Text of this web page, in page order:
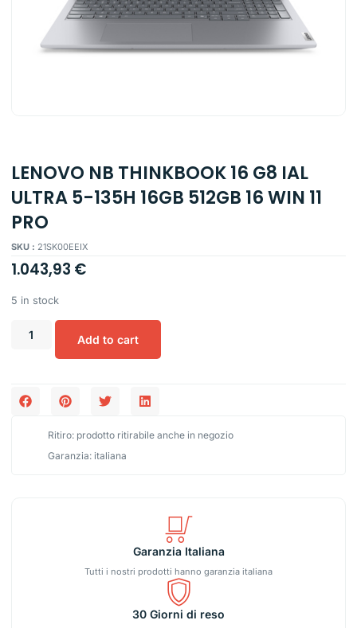
LENOVO NB THINKBOOK 16 G8 IAL
ULTRA 5-135H 16GB 512GB 16 WIN 11
PRO
SKU : 21SK00EEIX
1.043,93 €
5 in stock
Add to cart
Ritiro: prodotto ritirabile anche in negozio
Garanzia: italiana
Garanzia Italiana
Tutti i nostri prodotti hanno garanzia italiana
30 Giorni di reso